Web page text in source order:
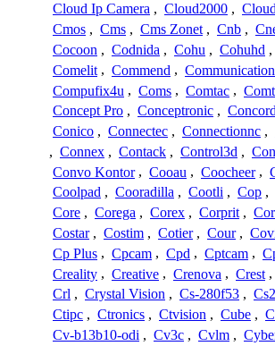
Cloud Ip Camera , Cloud2000 ,
Cmos , Cms , Cms Zonet , Cnb ,
Cocoon , Codnida , Cohu , Cohuhd ,
Comelit , Commend ,
Compufix4u , Coms , Comtac ,
Concept Pro , Conceptronic , Concord
Conico , Connectec , Connectionnc ,
, Connex , Contack , Control3d ,
Convo Kontor , Cooau , Coocheer ,
Coolpad , Cooradilla , Cootli , Cop ,
Core , Corega , Corex , Corprit ,
Costar , Costim , Cotier , Cour ,
Cp Plus , Cpcam , Cpd , Cptcam ,
Creality , Creative , Crenova , Crest ,
Crl , Crystal Vision , Cs-280f53 ,
Ctipc , Ctronics , Ctvision , Cube ,
Cv-b13b10-odi , Cv3c , Cvlm ,